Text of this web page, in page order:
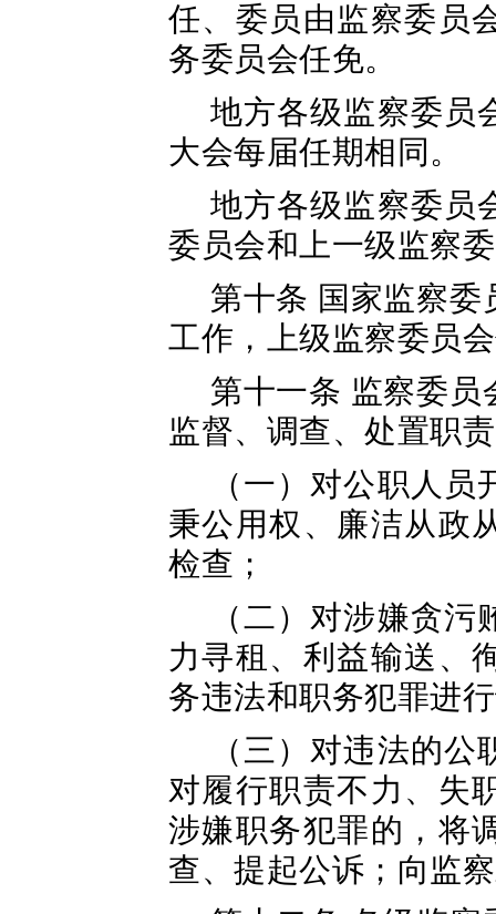
任、委员由监察委员
务委员会任免。
地方各级监察委员
大会每届任期相同。
地方各级监察委员
委员会和上一级监察
第十条 国家监察
工作，上级监察委员
第十一条 监察委
监督、调查、处置职
（一）对公职人
秉公用权、廉洁从政
检查；
（二）对涉嫌贪
力寻租、利益输送、
务违法和职务犯罪进
（三）对违法的
对履行职责不力、失
涉嫌职务犯罪的，将
查、提起公诉；向监